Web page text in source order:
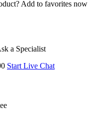
Add to favorites
a Specialist
Start Live Chat